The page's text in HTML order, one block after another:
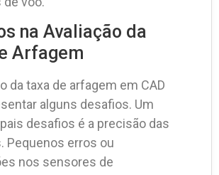
na Avaliação da
Arfagem
da taxa de arfagem em CAD
alguns desafios. Um
desafios é a precisão das
Pequenos erros ou
nos sensores de